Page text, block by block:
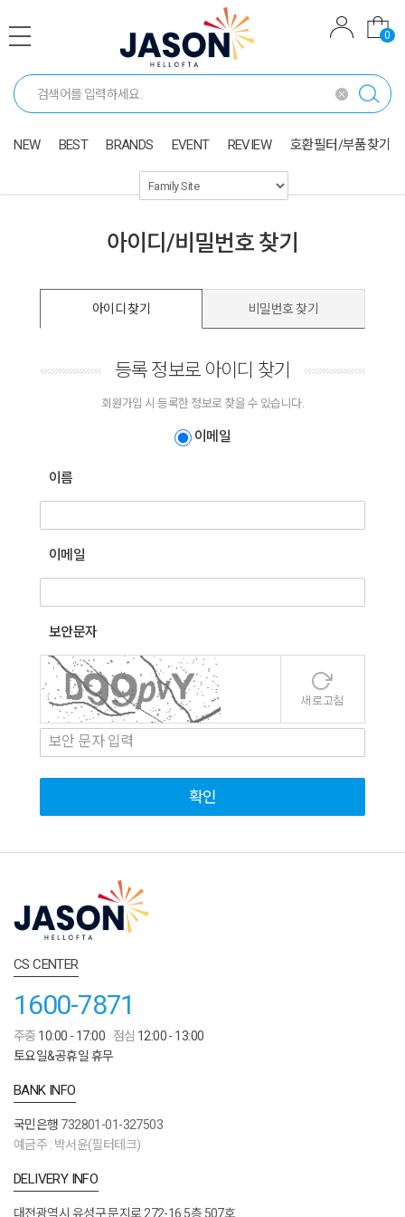
0
NEW BEST BRANDS EVENT REVIEW 호환필터/부품찾기
아이디/비밀번호 찾기
아이디 찾기 비밀번호 찾기
등록 정보로 아이디 찾기
회원가입 시 등록한 정보로 찾을 수 있습니다.
이메일
이름
이메일
보안문자
확인
CS CENTER
1600-7871
주중 10:00 - 17:00 점심 12:00 - 13:00
토요일&공휴일 휴무
BANK INFO
국민은행 732801-01-327503
예금주 : 박서윤(필터테크)
DELIVERY INFO
대전광역시 유성구 문지로 272-16 5층 507호